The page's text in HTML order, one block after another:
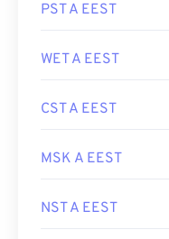
PST A EEST
WET A EEST
CST A EEST
MSK A EEST
NST A EEST